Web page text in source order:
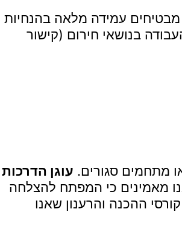
עמידה מלאה בהנחיות
בנושאי חירום (קישור
מתחמים סגורים. עוגן הדרכות
מאמינים כי המפתח להצלחה
ההכנה והרענון שאנו